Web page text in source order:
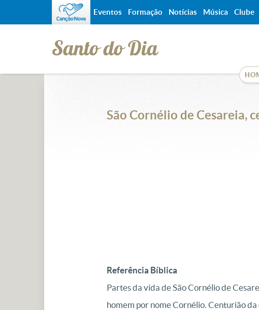
Santo do Dia
São Cornélio de Cesareia,
Referência Bíblica
Partes da vida de São Cornélio de
homem por nome Cornélio. Centurião
Eventos Formação Notícias Música Clube